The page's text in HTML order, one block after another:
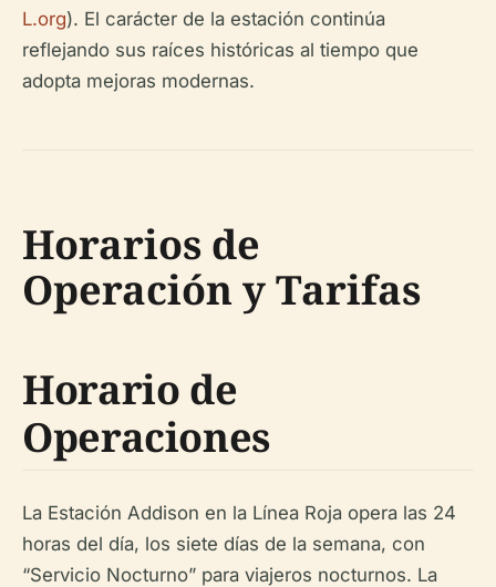
L.org). El carácter de la estación continúa
reflejando sus raíces históricas al tiempo que
adopta mejoras modernas.
Horarios de
Operación y Tarifas
Horario de
Operaciones
La Estación Addison en la Línea Roja opera las 24
horas del día, los siete días de la semana, con
“Servicio Nocturno” para viajeros nocturnos. La